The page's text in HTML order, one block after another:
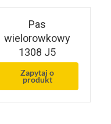
Pas
wielorowkowy
1308 J5
Zapytaj o
produkt